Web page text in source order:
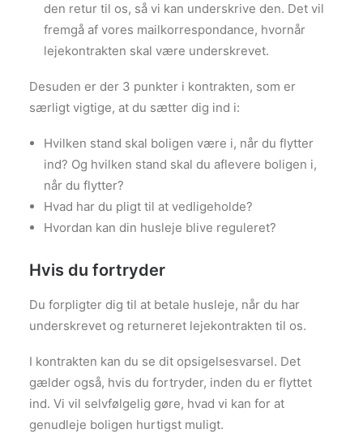
den retur til os, så vi kan underskrive den. Det vil
fremgå af vores mailkorrespondance, hvornår
lejekontrakten skal være underskrevet.
Desuden er der 3 punkter i kontrakten, som er
særligt vigtige, at du sætter dig ind i:
Hvilken stand skal boligen være i, når du flytter
ind? Og hvilken stand skal du aflevere boligen i,
når du flytter?
Hvad har du pligt til at vedligeholde?
Hvordan kan din husleje blive reguleret?
Hvis du fortryder
Du forpligter dig til at betale husleje, når du har
underskrevet og returneret lejekontrakten til os.
I kontrakten kan du se dit opsigelsesvarsel. Det
gælder også, hvis du fortryder, inden du er flyttet
ind. Vi vil selvfølgelig gøre, hvad vi kan for at
genudleje boligen hurtigst muligt.